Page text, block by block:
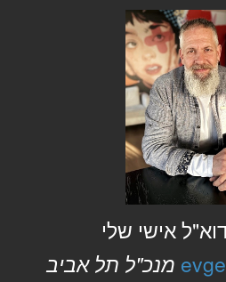
אישי שלי
מנכ"ל תל אביב